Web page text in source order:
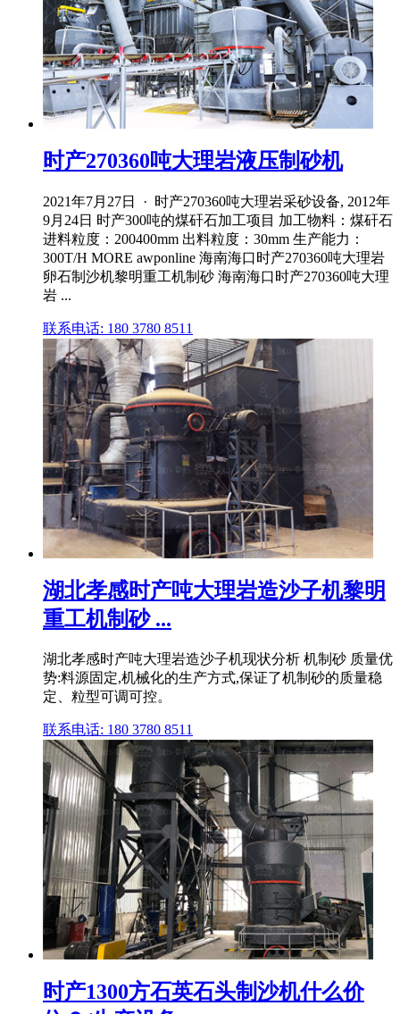
时产270360吨大理岩液压制砂机
2021年7月27日 · 时产270360吨大理岩采砂设备, 2012年
9月24日 时产300吨的煤矸石加工项目 加工物料：煤矸石
进料粒度：200400mm 出料粒度：30mm 生产能力：
300T/H MORE awponline 海南海口时产270360吨大理岩
卵石制沙机黎明重工机制砂 海南海口时产270360吨大理
岩 ...
联系电话: 180 3780 8511
湖北孝感时产吨大理岩造沙子机黎明
重工机制砂 ...
湖北孝感时产吨大理岩造沙子机现状分析 机制砂 质量优
势:料源固定,机械化的生产方式,保证了机制砂的质量稳
定、粒型可调可控。
联系电话: 180 3780 8511
时产1300方石英石头制沙机什么价